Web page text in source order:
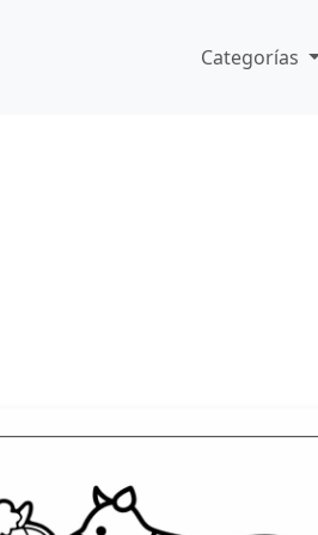
Categorías